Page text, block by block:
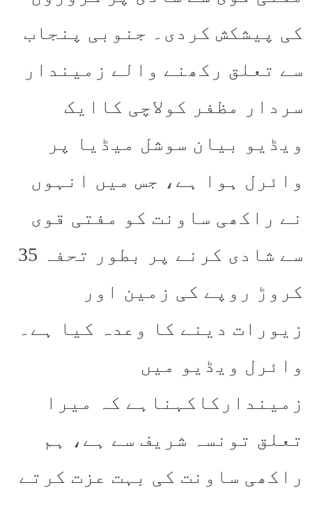
کی پیشکش کردی۔ جنوبی پنجاب
سے تعلق رکھنے والے زمیندار
سردار مظفر کولاچی کاایک
ویڈیو بیان سوشل میڈیا پر
وائرل ہوا ہے، جس میں انہوں
نے راکھی ساونت کو مفتی قوی
سے شادی کرنے پر بطور تحفہ 35
کروڑ روپے کی زمین اور
زیورات دینے کا وعدہ کیا ہے۔
وائرل ویڈیو میں
زمیندارکاکہناہے کہ میرا
تعلق تونسہ شریف سے ہے، ہم
راکھی ساونت کی بہت عزت کرتے